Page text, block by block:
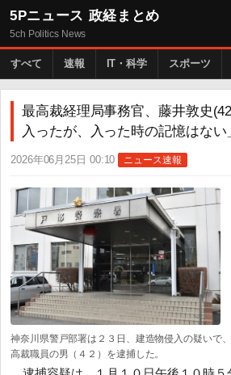
5Pニュース 政経まとめ
5ch Politics News
すべて 速報 IT・科学 スポーツ
最高裁経理局事務官、藤井敦史
入ったが、入った時の記憶はない
2026年06月25日 00:10 ニュース速報
神奈川県警戸部署は２３日、建造物侵入の疑いで
高裁職員の男（４２）を逮捕した。